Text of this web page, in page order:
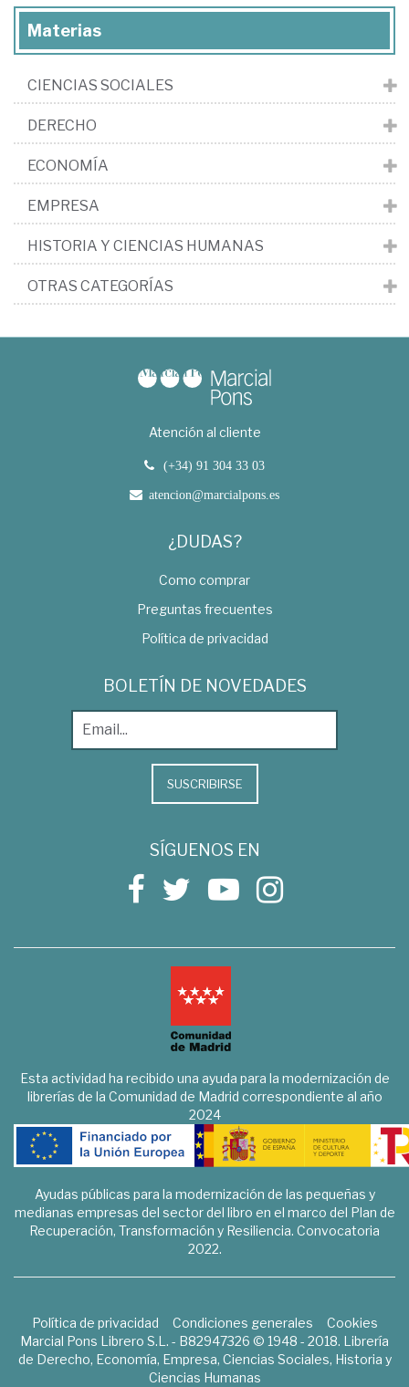
Materias
CIENCIAS SOCIALES
DERECHO
ECONOMÍA
EMPRESA
HISTORIA Y CIENCIAS HUMANAS
OTRAS CATEGORÍAS
Atención al cliente
(+34) 91 304 33 03
atencion@marcialpons.es
¿DUDAS?
Como comprar
Preguntas frecuentes
Política de privacidad
BOLETÍN DE NOVEDADES
SUSCRIBIRSE
SÍGUENOS EN
Esta actividad ha recibido una ayuda para la modernización de
librerías de la Comunidad de Madrid correspondiente al año
2024
Ayudas públicas para la modernización de las pequeñas y
medianas empresas del sector del libro en el marco del Plan de
Recuperación, Transformación y Resiliencia. Convocatoria
2022.
Política de privacidad Condiciones generales
Cookies
Marcial Pons Librero S.L. - B82947326 © 1948 - 2018. Librería
de Derecho, Economía, Empresa, Ciencias Sociales, Historia y
Ciencias Humanas